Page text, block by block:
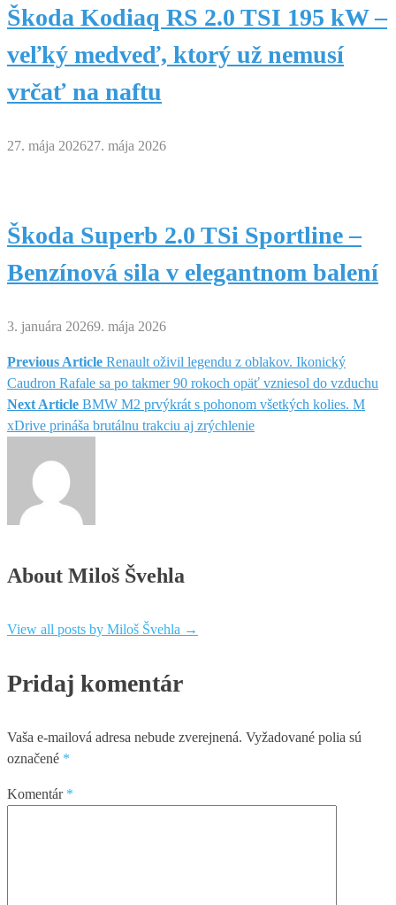
Škoda Kodiaq RS 2.0 TSI 195 kW –
veľký medveď, ktorý už nemusí
vrčať na naftu
27. mája 202627. mája 2026
Škoda Superb 2.0 TSi Sportline –
Benzínová sila v elegantnom balení
3. januára 20269. mája 2026
Navigácia
v
článku
Previous Article Renault oživil legendu z oblakov. Ikonický
Caudron Rafale sa po takmer 90 rokoch opäť vzniesol do vzduchu
Next Article BMW M2 prvýkrát s pohonom všetkých kolies. M
xDrive prináša brutálnu trakciu aj zrýchlenie
About Miloš Švehla
View all posts by Miloš Švehla →
Pridaj komentár
Vaša e-mailová adresa nebude zverejnená. Vyžadované polia sú
označené *
Komentár *